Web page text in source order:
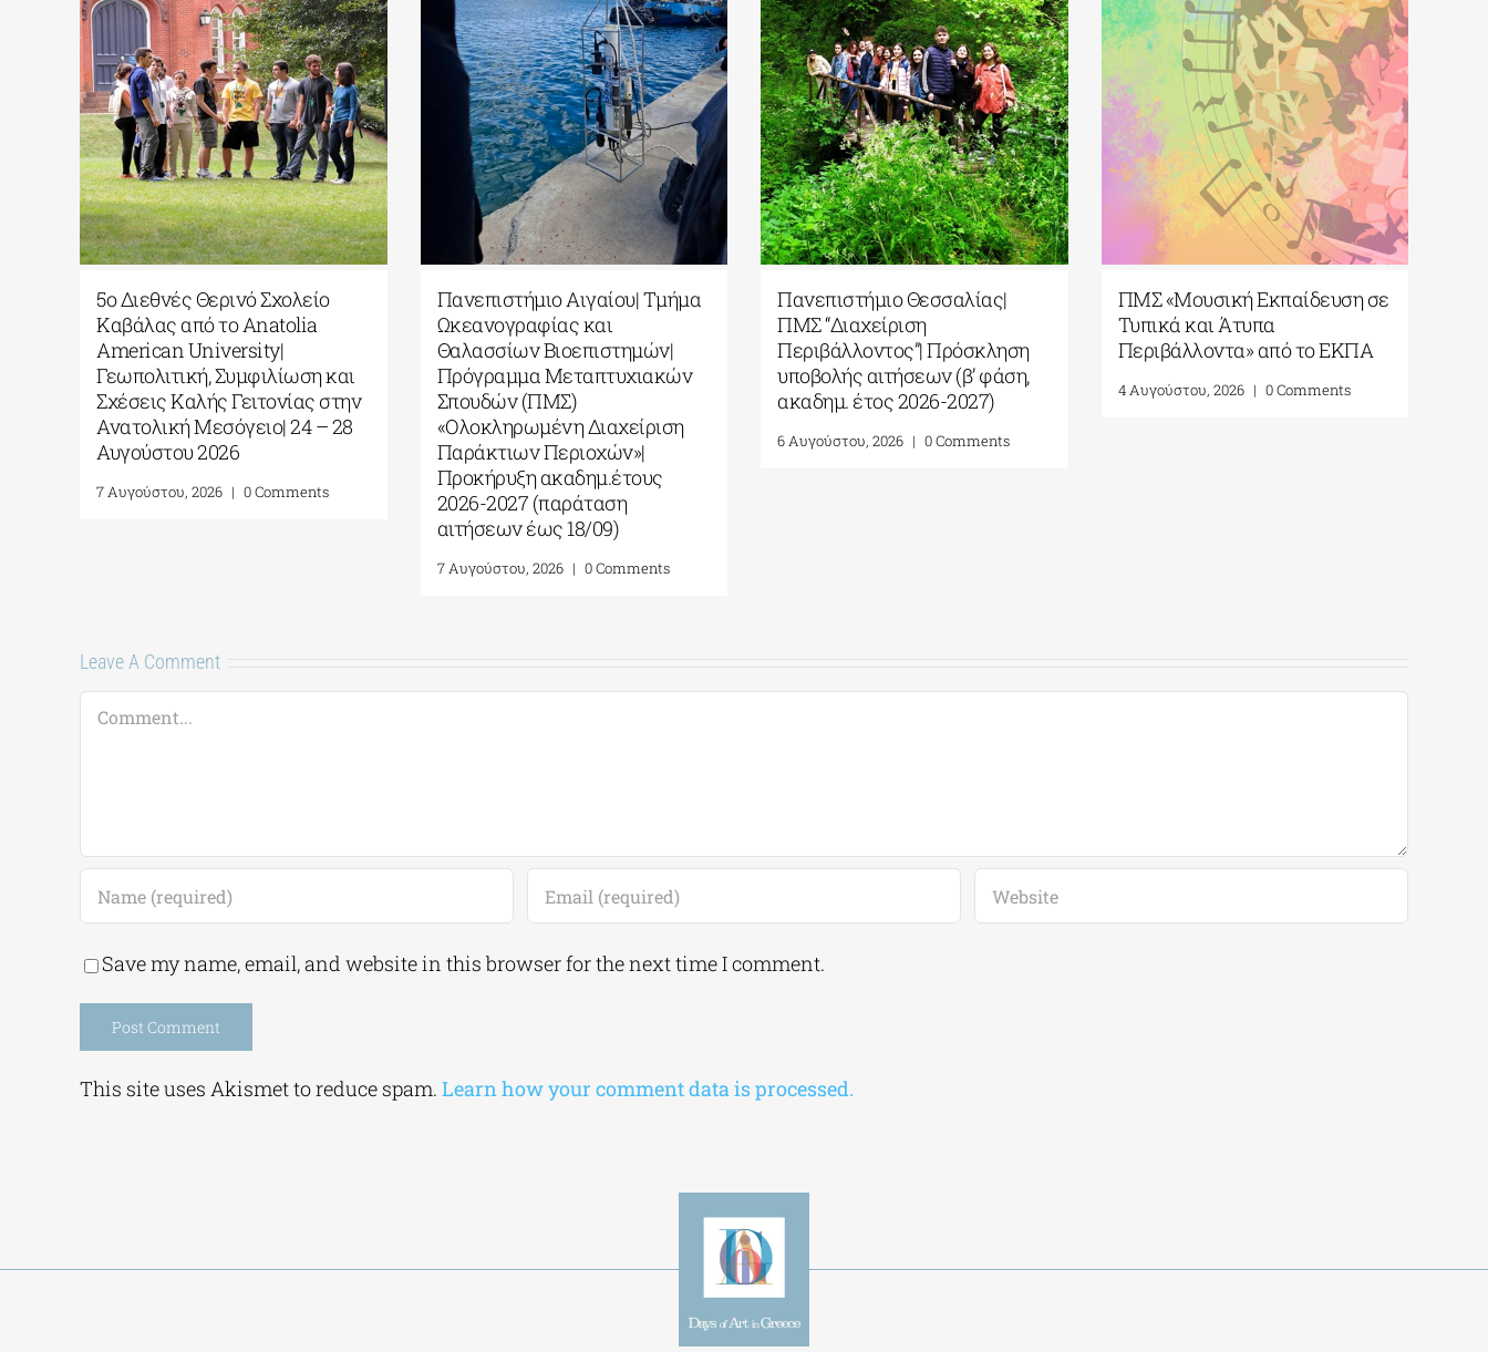
5ο Διεθνές Θερινό Σχολείο
Καβάλας από το Αnatolia
American University|
Γεωπολιτική, Συμφιλίωση και
Σχέσεις Καλής Γειτονίας στην
Ανατολική Μεσόγειο| 24 – 28
Αυγούστου 2026
7 Αυγούστου, 2026 | 0 Comments
Πανεπιστήμιο Αιγαίου| Τμήμα
Ωκεανογραφίας και
Θαλασσίων Βιοεπιστημών|
Πρόγραμμα Μεταπτυχιακών
Σπουδών (ΠΜΣ)
«Ολοκληρωμένη Διαχείριση
Παράκτιων Περιοχών»|
Προκήρυξη ακαδημ.έτους
2026-2027 (παράταση
αιτήσεων έως 18/09)
7 Αυγούστου, 2026 | 0 Comments
Πανεπιστήμιο Θεσσαλίας|
ΠΜΣ “Διαχείριση
Περιβάλλοντος”| Πρόσκληση
υποβολής αιτήσεων (β’ φάση,
ακαδημ. έτος 2026-2027)
6 Αυγούστου, 2026 | 0 Comments
ΠΜΣ «Μουσική Εκπαίδευση σε
Τυπικά και Άτυπα
Περιβάλλοντα» από το ΕΚΠΑ
4 Αυγούστου, 2026 | 0 Comments
Leave A Comment
Comment
Save my name, email, and website in this browser for the next time I comment.
This site uses Akismet to reduce spam. Learn how your comment data is processed.